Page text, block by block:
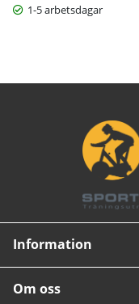
1-5 arbetsdagar
Information
Om oss